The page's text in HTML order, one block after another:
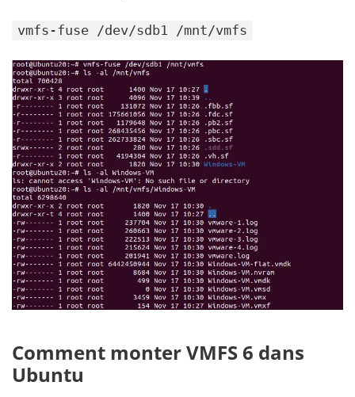
vmfs-fuse /dev/sdb1 /mnt/vmfs
Comment monter VMFS 6 dans
Ubuntu